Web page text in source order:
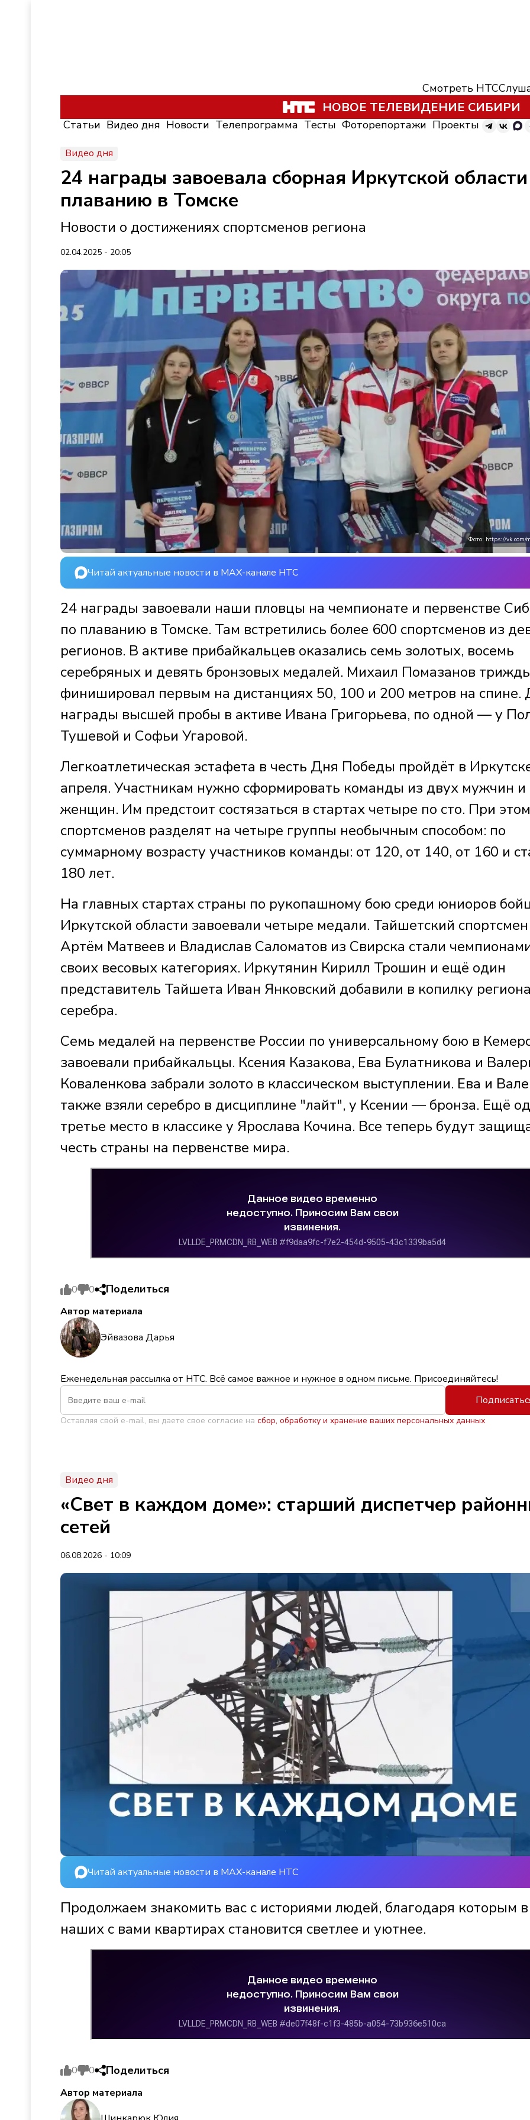
Смотреть НТС
НОВОЕ ТЕЛЕВИДЕНИЕ СИБИРИ
Статьи Видео дня Новости Телепрограмма Тесты Фоторепортажи Проекты
Видео дня
24 награды завоевала сборная Иркутской
плаванию в Томске
Новости о достижениях спортсменов региона
02.04.2025 - 20:05
Фото: https://vk.com/
Читай актуальные новости в MAX-канале НТС
24 награды завоевали наши пловцы на чемпионате и первенстве
по плаванию в Томске. Там встретились более 600 спортсменов из
регионов. В активе прибайкальцев оказались семь золотых, восемь
серебряных и девять бронзовых медалей. Михаил Помазанов
финишировал первым на дистанциях 50, 100 и 200 метров на спине.
награды высшей пробы в активе Ивана Григорьева, по одной — у
Тушевой и Софьи Угаровой.
Легкоатлетическая эстафета в честь Дня Победы пройдёт в
апреля. Участникам нужно сформировать команды из двух мужчин и
женщин. Им предстоит состязаться в стартах четыре по сто. При этом
спортсменов разделят на четыре группы необычным способом: по
суммарному возрасту участников команды: от 120, от 140, от 160 и
180 лет.
На главных стартах страны по рукопашному бою среди юниоров
Иркутской области завоевали четыре медали. Тайшетский спортсмен
Артём Матвеев и Владислав Саломатов из Свирска стали
своих весовых категориях. Иркутянин Кирилл Трошин и ещё один
представитель Тайшета Иван Янковский добавили в копилку
серебра.
Семь медалей на первенстве России по универсальному бою в
завоевали прибайкальцы. Ксения Казакова, Ева Булатникова и
Коваленкова забрали золото в классическом выступлении. Ева и
также взяли серебро в дисциплине "лайт", у Ксении — бронза. Ещё
третье место в классике у Ярослава Кочина. Все теперь будут
честь страны на первенстве мира.
0 0 Поделиться
Автор материала
Эйвазова Дарья
Еженедельная рассылка от НТС. Всё самое важное и нужное в одном письме. Присоединяйтесь!
Оставляя свой e-mail, вы даете свое согласие на сбор, обработку и хранение ваших персональных данных
Видео дня
«Свет в каждом доме»: старший диспетчер
сетей
06.08.2026 - 10:09
Читай актуальные новости в MAX-канале НТС
Продолжаем знакомить вас с историями людей, благодаря которым в
наших с вами квартирах становится светлее и уютнее.
0 0 Поделиться
Автор материала